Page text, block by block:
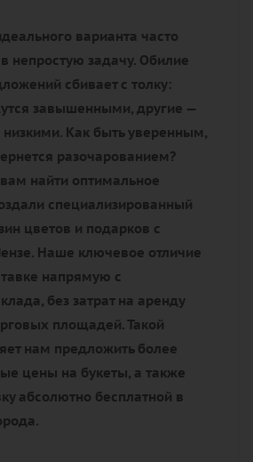
варианта часто
непростую задачу. Обилие
сбивает с толку:
завышенными, другие —
низкими. Как быть уверенным,
разочарованием?
найти оптимальное
специализированный
цветов и подарков с
Наше ключевое отличие
напрямую с
без затрат на аренду
площадей. Такой
нам предложить более
цены на букеты, а также
абсолютно бесплатной в